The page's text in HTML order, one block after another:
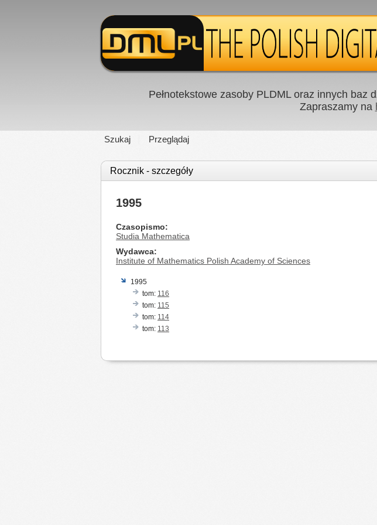
Pełnotekstowe zasoby PLDML oraz innych
Zapraszamy na
Szukaj Przeglądaj
Rocznik - szczegóły
1995
Czasopismo
Studia Mathematica
Wydawca
Institute of Mathematics Polish Academy of Sciences
1995
tom: 116
tom: 115
tom: 114
tom: 113